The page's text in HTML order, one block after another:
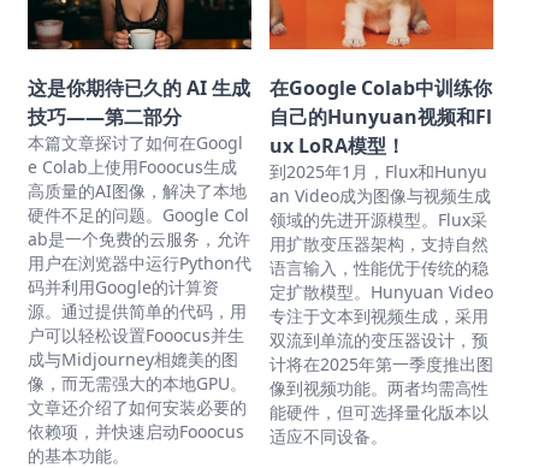
这是你期待已久的 AI 生成
技巧——第二部分
本篇文章探讨了如何在Googl
e Colab上使用Fooocus生成
高质量的AI图像，解决了本地
硬件不足的问题。Google Col
ab是一个免费的云服务，允许
用户在浏览器中运行Python代
码并利用Google的计算资
源。通过提供简单的代码，用
户可以轻松设置Fooocus并生
成与Midjourney相媲美的图
像，而无需强大的本地GPU。
文章还介绍了如何安装必要的
依赖项，并快速启动Fooocus
的基本功能。
在Google Colab中训练你
自己的Hunyuan视频和Fl
ux LoRA模型！
到2025年1月，Flux和Hunyu
an Video成为图像与视频生成
领域的先进开源模型。Flux采
用扩散变压器架构，支持自然
语言输入，性能优于传统的稳
定扩散模型。Hunyuan Video
专注于文本到视频生成，采用
双流到单流的变压器设计，预
计将在2025年第一季度推出图
像到视频功能。两者均需高性
能硬件，但可选择量化版本以
适应不同设备。